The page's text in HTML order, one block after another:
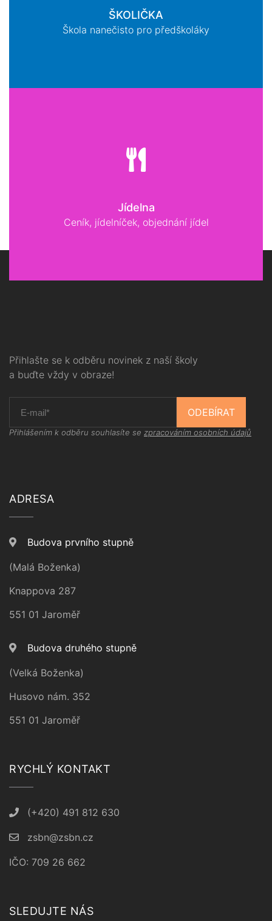
ŠKOLIČKA
Škola nanečisto pro předškoláky
Jídelna
Ceník, jídelníček, objednání jídel
Přihlašte se k odběru novinek z naší školy
a buďte vždy v obraze!
ODEBÍRAT
Přihlášením k odběru souhlasíte se zpracováním osobních údajů
ADRESA
Budova prvního stupně
(Malá Boženka)
Knappova 287
551 01 Jaroměř
Budova druhého stupně
(Velká Boženka)
Husovo nám. 352
551 01 Jaroměř
RYCHLÝ KONTAKT
(+420) 491 812 630
zsbn@zsbn.cz
IČO: 709 26 662
SLEDUJTE NÁS